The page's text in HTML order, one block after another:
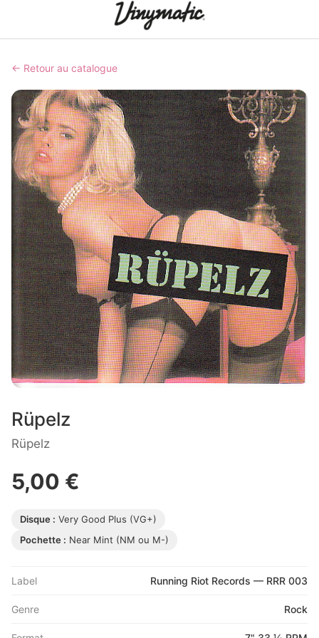
← Retour au catalogue
Rüpelz
Rüpelz
5,00 €
Disque : Very Good Plus (VG+)
Pochette : Near Mint (NM ou M-)
Label Running Riot Records — RRR 003
Genre Rock